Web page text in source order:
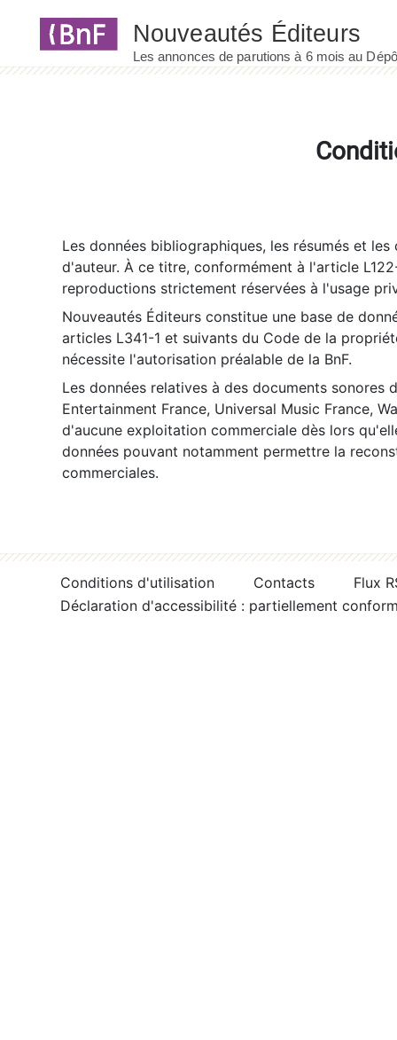
Les données bibliographiques, les résumés et
d'auteur. À ce titre, conformément à l'article
reproductions strictement réservées à l'usage
Nouveautés Éditeurs constitue une base de
articles L341-1 et suivants du Code de la
nécessite l'autorisation préalable de la BnF.
Les données relatives à des documents sonores
Entertainment France, Universal Music France,
d'aucune exploitation commerciale dès lors
données pouvant notamment permettre la
commerciales.
Conditions d'utilisation Contacts
Flux
Déclaration d'accessibilité : partiellement